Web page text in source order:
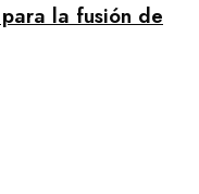
la fusión de